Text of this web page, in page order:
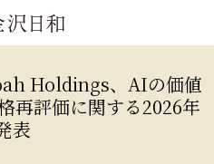
Holdings、AIの価値
再評価に関する2026年
表